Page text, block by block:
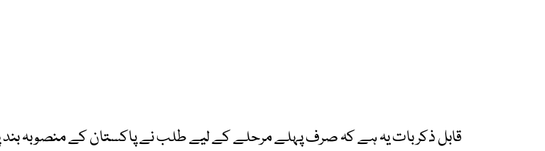
قابل ذکر بات یہ ہے کہ صرف پہلے مرحلے کے لیے طلب نے پاکستان کے منصوبہ بند